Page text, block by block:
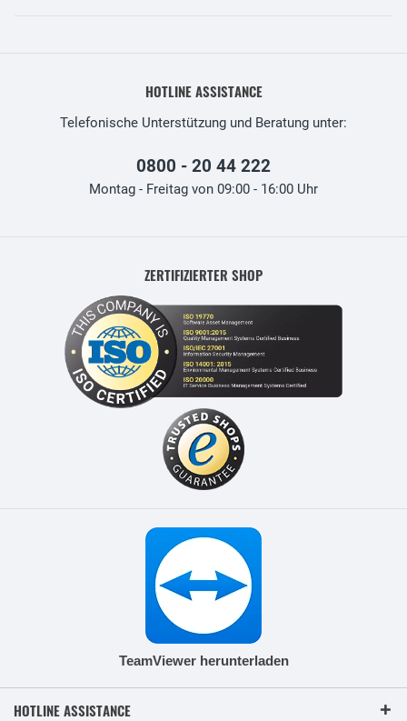
HOTLINE ASSISTANCE
Telefonische Unterstützung und Beratung unter:
0800 - 20 44 222
Montag - Freitag von 09:00 - 16:00 Uhr
ZERTIFIZIERTER SHOP
TeamViewer herunterladen
HOTLINE ASSISTANCE